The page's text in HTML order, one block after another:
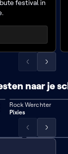
naar
naar
festival in
Scrol
lijst
links
Scrol
lijst
rechts
Tijd
voor
Phil
Collines
naar je
76 min
Rock Werchter
Pixies
Scrol
Scrol